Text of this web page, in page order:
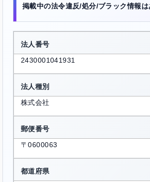
掲載中の法令違反/処分/ブラック情報は
法人番号
2430001041931
法人種別
株式会社
郵便番号
〒0600063
都道府県